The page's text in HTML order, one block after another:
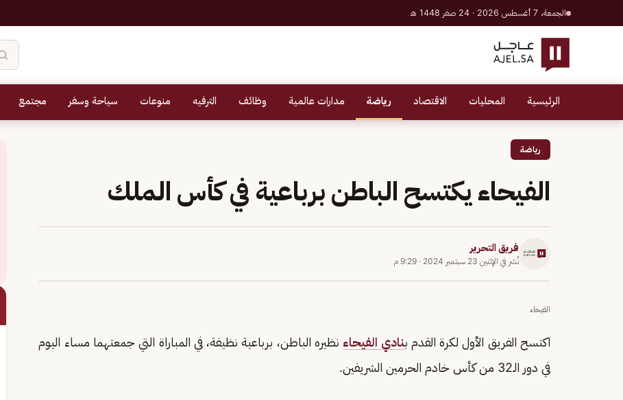
الجمعة، 7 أغسطس 2026 · 24 صفر 1448 هـ
الرئيسية المحليات الاقتصاد رياضة مدارات عالمية وظائف الترفيه منوعات سياحة وسفر مجتمع
رياضة
الفيحاء يكتسح الباطن برباعية في كأس الملك
فريق التحرير
نُشر في الإثنين 23 سبتمبر 2024 · 9:29 م
الفيحاء
اكتسح الفريق الأول لكرة القدم بنادي الفيحاء نظيره الباطن، برباعية نظيفة، في المباراة التي جمعتهما مساء اليوم
في دور الـ32 من كأس خادم الحرمين الشريفين.